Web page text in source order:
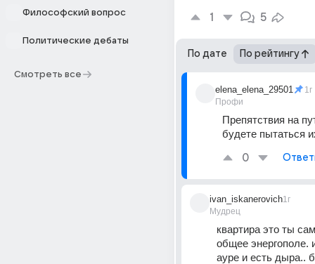
Философский вопрос
Политические дебаты
Смотреть все
1 5
По дате По рейтингу
elena_elena_29501
Профи
1г
Препятствия на
будете пытаться
0
ivan_iskanerovich
Мудрец
1г
квартира это ты
общее энергополе.
ауре и есть дыра..